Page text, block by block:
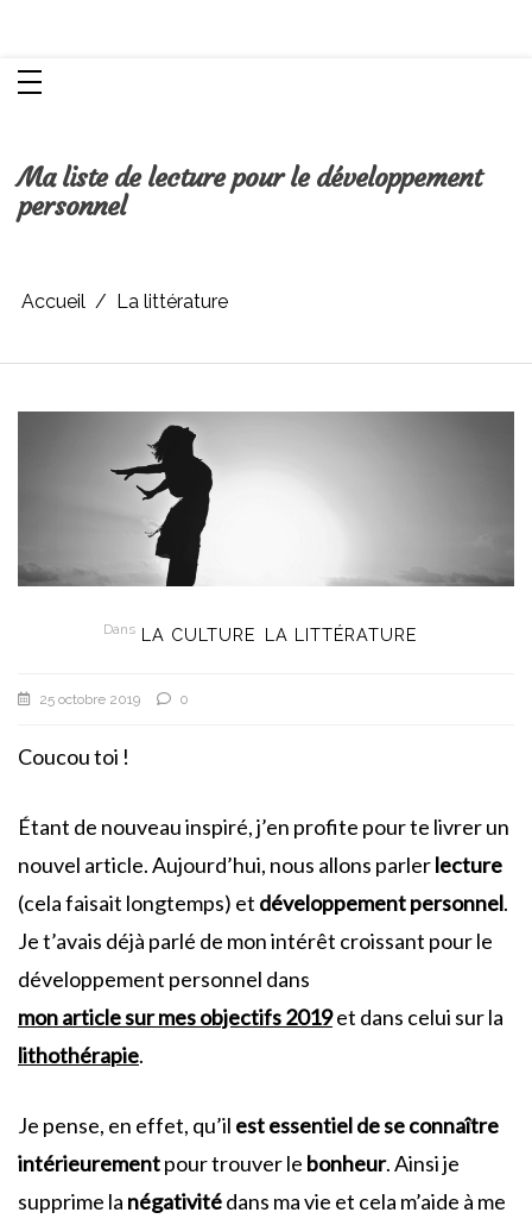
Ma liste de lecture pour le développement
personnel
Accueil La littérature
Dans LA CULTURE LA LITTÉRATURE
25 octobre 2019 0
Coucou toi !
Étant de nouveau inspiré, j’en profite pour te livrer un
nouvel article. Aujourd’hui, nous allons parlerlecture
(cela faisait longtemps) et développement personnel.
Je t’avais déjà parlé de mon intérêt croissant pour le
développement personnel dans
mon article sur mes objectifs 2019et dans celui sur la
lithothérapie.
Je pense, en effet, qu’il est essentiel de se connaître
intérieurementpour trouver le bonheur. Ainsi je
supprime la négativitédans ma vie et cela m’aide à me